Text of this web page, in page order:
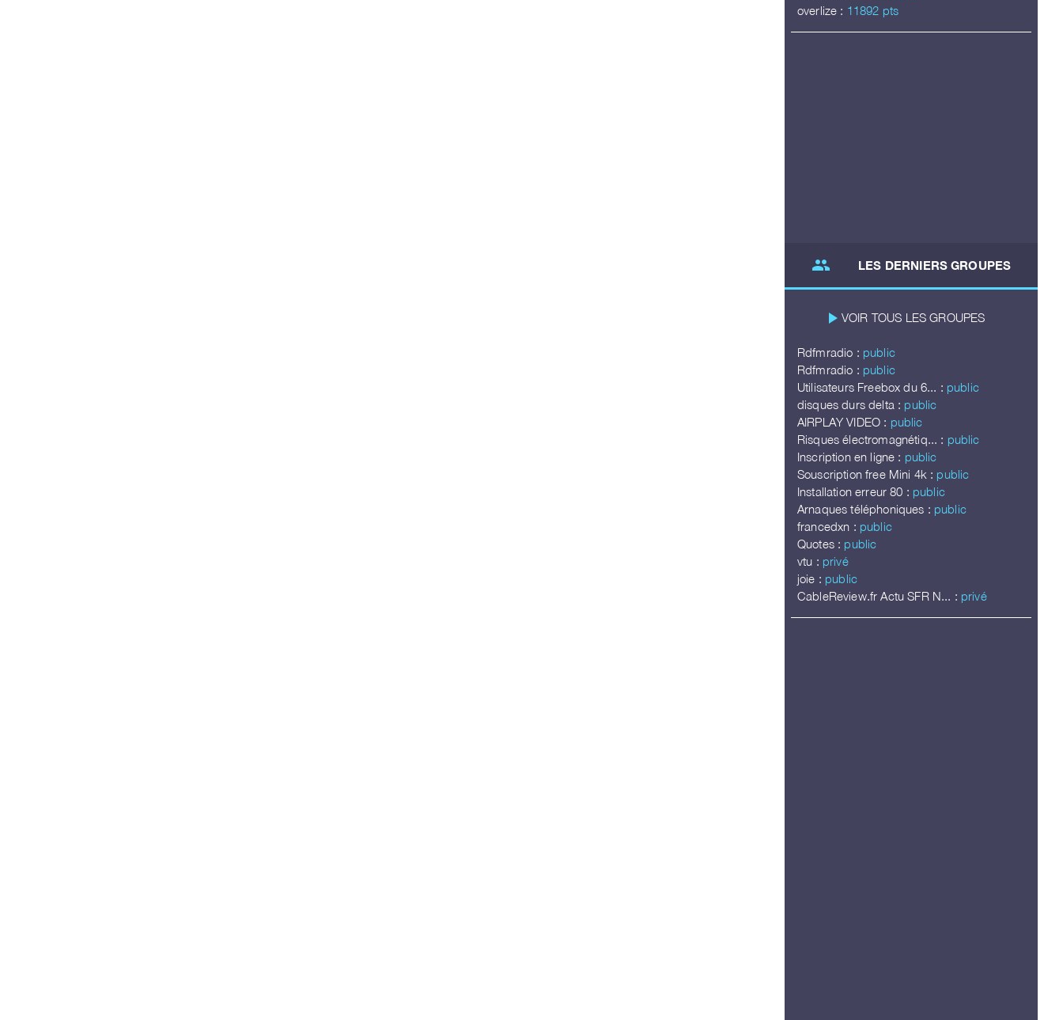
overlize : 11892 pts
group LES DERNIERS GROUPES
play_arrow VOIR TOUS LES GROUPES
Rdfmradio : public
Rdfmradio : public
Utilisateurs Freebox du 6... : public
disques durs delta : public
AIRPLAY VIDEO : public
Risques électromagnétiq... : public
Inscription en ligne : public
Souscription free Mini 4k : public
Installation erreur 80 : public
Arnaques téléphoniques : public
francedxn : public
Quotes : public
vtu : privé
joie : public
CableReview.fr Actu SFR N... : privé